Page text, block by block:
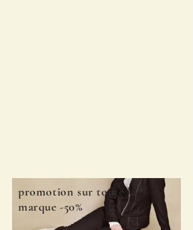
promotion sur toute la
marque -50%